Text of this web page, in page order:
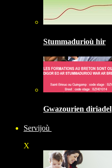
Stummadurioù hir
Gwazourien diriadel
Servijoù
X